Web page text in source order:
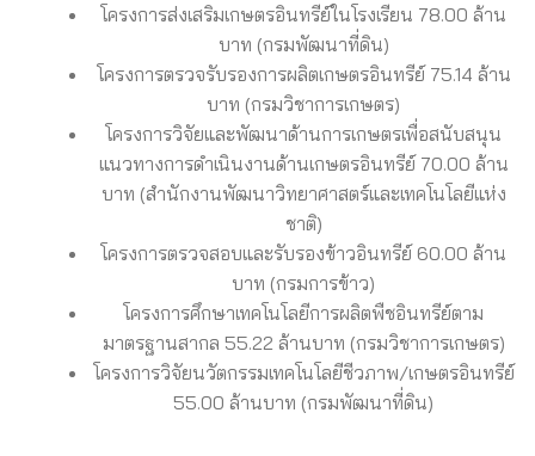
โครงการส่งเสริมเกษตรอินทรีย์ในโรงเรียน 78.00 ล้าน
บาท (กรมพัฒนาที่ดิน)
โครงการตรวจรับรองการผลิตเกษตรอินทรีย์ 75.14 ล้าน
บาท (กรมวิชาการเกษตร)
โครงการวิจัยและพัฒนาด้านการเกษตรเพื่อสนับสนุน
แนวทางการดำเนินงานด้านเกษตรอินทรีย์ 70.00 ล้าน
บาท (สำนักงานพัฒนาวิทยาศาสตร์และเทคโนโลยีแห่ง
ชาติ)
โครงการตรวจสอบและรับรองข้าวอินทรีย์ 60.00 ล้าน
บาท (กรมการข้าว)
โครงการศึกษาเทคโนโลยีการผลิตพืชอินทรีย์ตาม
มาตรฐานสากล 55.22 ล้านบาท (กรมวิชาการเกษตร)
โครงการวิจัยนวัตกรรมเทคโนโลยีชีวภาพ/เกษตรอินทรีย์
55.00 ล้านบาท (กรมพัฒนาที่ดิน)